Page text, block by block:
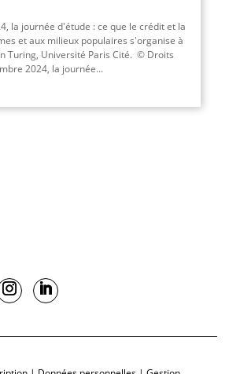
la journée d'étude : ce que le crédit et la
et aux milieux populaires s'organise à
Turing, Université Paris Cité. © Droits
2024, la journée...